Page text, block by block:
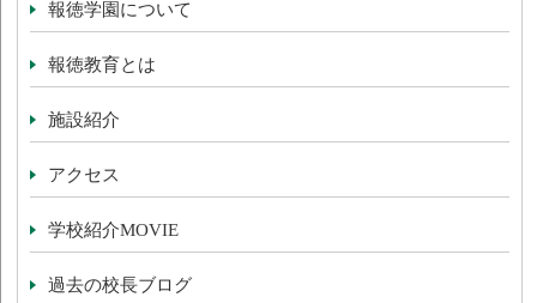
報徳学園について
報徳教育とは
施設紹介
アクセス
学校紹介MOVIE
過去の校長ブログ